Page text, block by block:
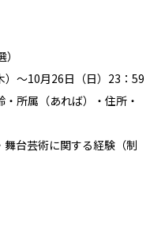
～10月26日（日）23：59
・所属（あれば）・住所・
台芸術に関する経験（制